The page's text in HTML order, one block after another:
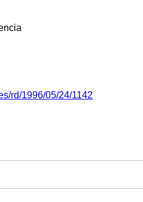
rd/1996/05/24/1142